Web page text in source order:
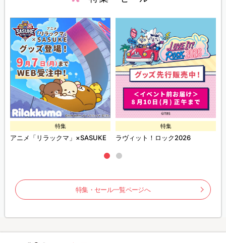
特集
アニメ「リラックマ」×SASUKE
特集
ラヴィット！ロック2026
特集・セール一覧ページへ